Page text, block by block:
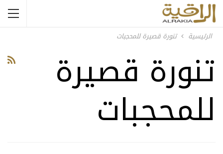
الرئيسية تنورة قصيرة للمحجبات
تنورة قصيرة
للمحجبات